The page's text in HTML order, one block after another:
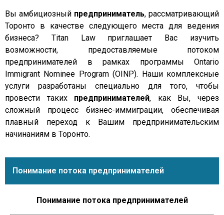
Вы амбициозный предприниматель, рассматривающий
Торонто в качестве следующего места для ведения
бизнеса? Titan Law приглашает Вас изучить
возможности, предоставляемые потоком
предпринимателей в рамках программы Ontario
Immigrant Nominee Program (OINP). Наши комплексные
услуги разработаны специально для того, чтобы
провести таких предпринимателей, как Вы, через
сложный процесс бизнес-иммиграции, обеспечивая
плавный переход к Вашим предпринимательским
начинаниям в Торонто.
Понимание потока предпринимателей
Понимание потока предпринимателей